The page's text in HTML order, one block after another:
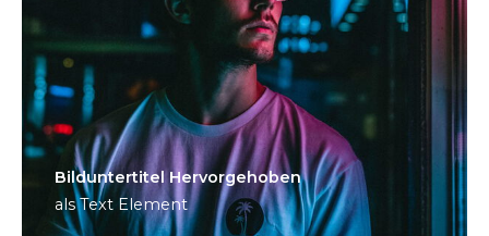
Bild­unter­titel Hervorgehoben
als Text Element